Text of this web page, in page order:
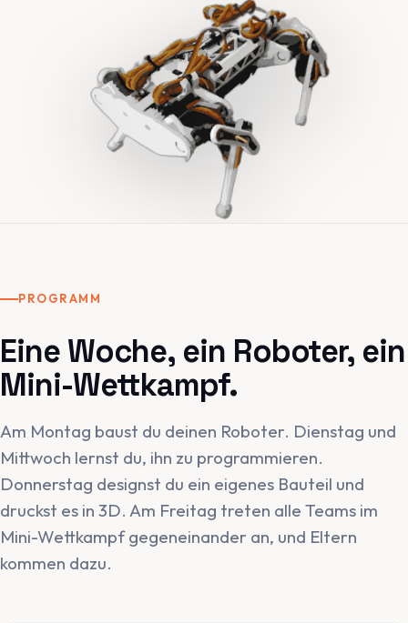
PROGRAMM
Eine Woche, ein Roboter, ein
Mini-Wettkampf.
Am Montag baust du deinen Roboter. Dienstag und
Mittwoch lernst du, ihn zu programmieren.
Donnerstag designst du ein eigenes Bauteil und
druckst es in 3D. Am Freitag treten alle Teams im
Mini-Wettkampf gegeneinander an, und Eltern
kommen dazu.